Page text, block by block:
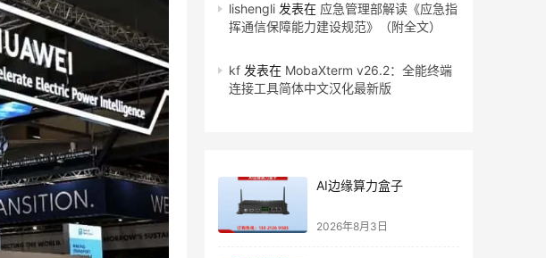
lishengli 发表在 应急管理部解读《应急指
挥通信保障能力建设规范》（附全文）
kf 发表在 MobaXterm v26.2：全能终端
连接工具简体中文汉化最新版
AI边缘算力盒子
2026年8月3日